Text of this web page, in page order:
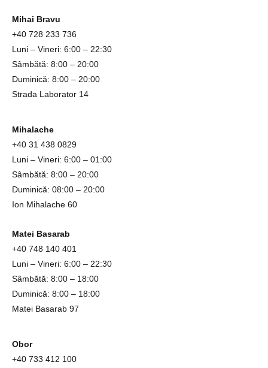
Mihai Bravu
+40 728 233 736
Luni – Vineri: 6:00 – 22:30
Sâmbătă: 8:00 – 20:00
Duminică: 8:00 – 20:00
Strada Laborator 14
Mihalache
+40 31 438 0829
Luni – Vineri: 6:00 – 01:00
Sâmbătă: 8:00 – 20:00
Duminică: 08:00 – 20:00
Ion Mihalache 60
Matei Basarab
+40 748 140 401
Luni – Vineri: 6:00 – 22:30
Sâmbătă: 8:00 – 18:00
Duminică: 8:00 – 18:00
Matei Basarab 97
Obor
+40 733 412 100